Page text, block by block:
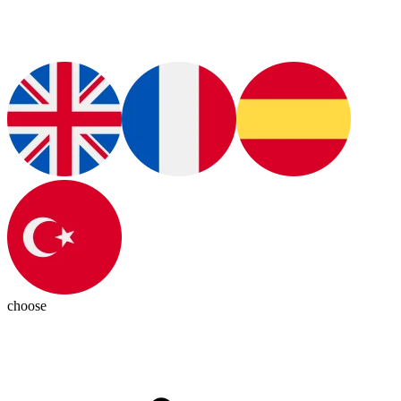
choose